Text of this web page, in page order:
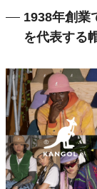
1938年創業
を代表する